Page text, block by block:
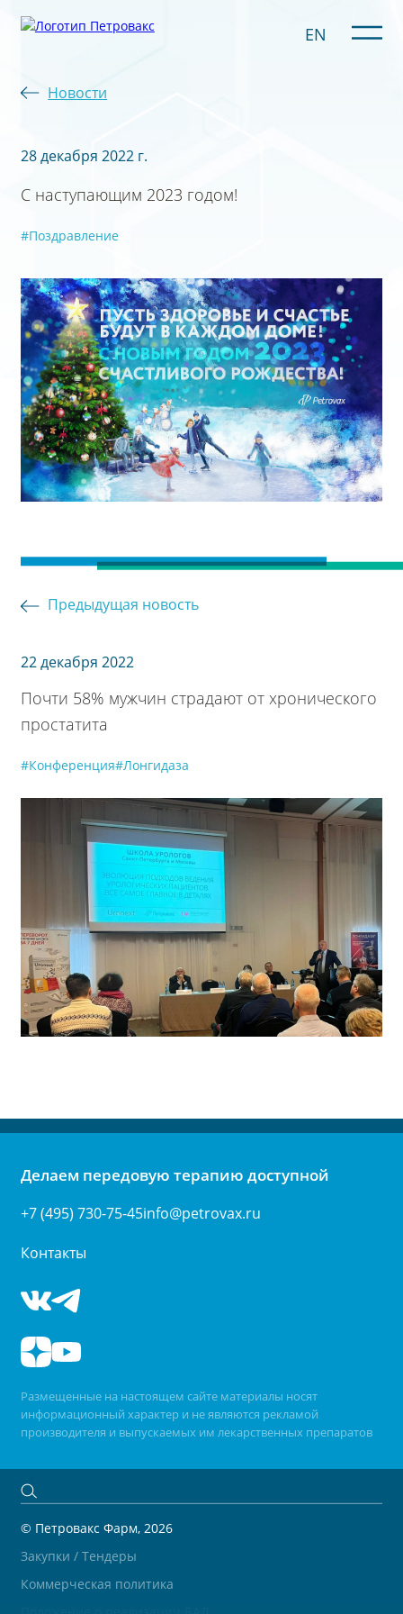
EN
Новости
28 декабря 2022 г.
С наступающим 2023 годом!
#Поздравление
Предыдущая новость
22 декабря 2022
Почти 58% мужчин страдают от хронического
простатита
#Конференция#Лонгидаза
Делаем передовую терапию доступной
+7 (495) 730-75-45info@petrovax.ru
Контакты
Размещенные на настоящем сайте материалы носят
информационный характер и не являются рекламой
производителя и выпускаемых им лекарственных препаратов
© Петровакс Фарм, 2026
Закупки / Тендеры
Коммерческая политика